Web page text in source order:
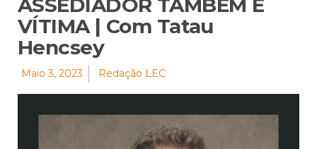
ASSEDIADOR TAMBÉM É
VÍTIMA | Com Tatau
Hencsey
Maio 3, 2023 Redação LEC